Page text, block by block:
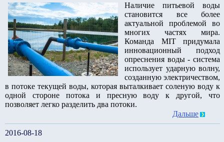
Наличие питьевой воды
становится все более
актуальной проблемой во
многих частях мира.
Команда MIT придумала
инновационный подход
опреснения воды - система
использует ударную волну,
созданную электричеством,
в потоке текущей воды, которая выталкивает соленую воду к
одной стороне потока и пресную воду к другой, что
позволяет легко разделить два потоки.
Дальше
2016-08-18